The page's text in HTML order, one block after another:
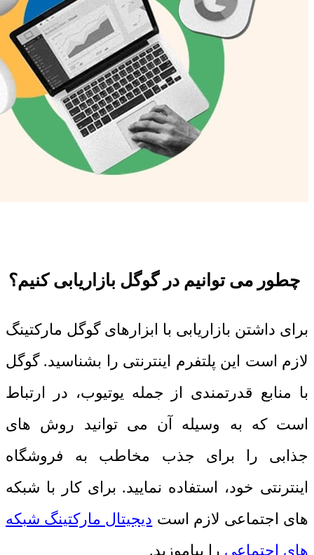
چطور می توانیم در گوگل بازاریابی کنیم؟
برای داشتن بازاریابی با ابزارهای گوگل مارکتینگ
لازم است این پلتفرم اینترنتی را بشناسید. گوگل
با منابع قدرتمندی از جمله یوتیوب، در ارتباط
است که به وسیله آن می توانید روش های
جذابی را برای جذب مخاطب به فروشگاه
اینترنتی خود، استفاده نمایید. برای کار با شبکه
های اجتماعی لازم است دیجیتال مارکتینگ شبکه
های اجتماعی را بیاموزید.